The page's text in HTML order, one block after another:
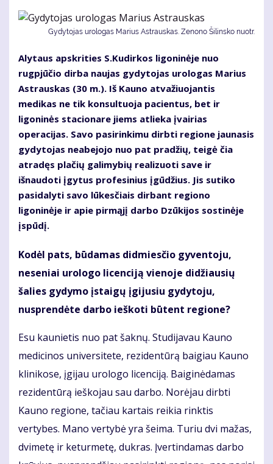
Gydytojas urologas Marius Astrauskas. Zenono Šilinsko nuotr.
Alytaus apskrities S.Kudirkos ligoninėje nuo
rugpjūčio dirba naujas gydytojas urologas Marius
Astrauskas (30 m.). Iš Kauno atvažiuojantis
medikas ne tik konsultuoja pacientus, bet ir
ligoninės stacionare jiems atlieka įvairias
operacijas. Savo pasirinkimu dirbti regione jaunasis
gydytojas neabejojo nuo pat pradžių, teigė čia
atradęs plačių galimybių realizuoti save ir
išnaudoti įgytus profesinius įgūdžius. Jis sutiko
pasidalyti savo lūkesčiais dirbant regiono
ligoninėje ir apie pirmąjį darbo Dzūkijos sostinėje
įspūdį.
Kodėl pats, būdamas didmiesčio gyventoju,
neseniai urologo licenciją vienoje didžiausių
šalies gydymo įstaigų įgijusiu gydytoju,
nusprendėte darbo ieškoti būtent regione?
Esu kaunietis nuo pat šaknų. Studijavau Kauno
medicinos universitete, rezidentūrą baigiau Kauno
klinikose, įgijau urologo licenciją. Baiginėdamas
rezidentūrą ieškojau sau darbo. Norėjau dirbti
Kauno regione, tačiau kartais reikia rinktis
vertybes. Mano vertybė yra šeima. Turiu dvi mažas,
dvimetę ir keturmetę, dukras. Įvertindamas darbo